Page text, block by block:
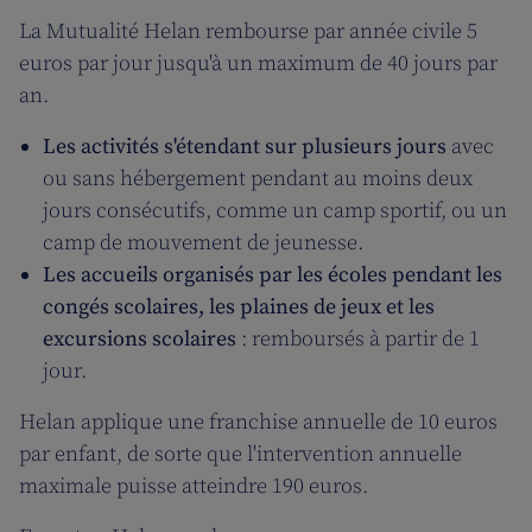
La Mutualité Helan rembourse par année civile 5
euros par jour jusqu'à un maximum de 40 jours par
an.
Les activités s'étendant sur plusieurs jours avec
ou sans hébergement pendant au moins deux
jours consécutifs, comme un camp sportif, ou un
camp de mouvement de jeunesse.
Les accueils organisés par les écoles pendant les
congés scolaires, les plaines de jeux et les
excursions scolaires : remboursés à partir de 1
jour.
Helan applique une franchise annuelle de 10 euros
par enfant, de sorte que l'intervention annuelle
maximale puisse atteindre 190 euros.